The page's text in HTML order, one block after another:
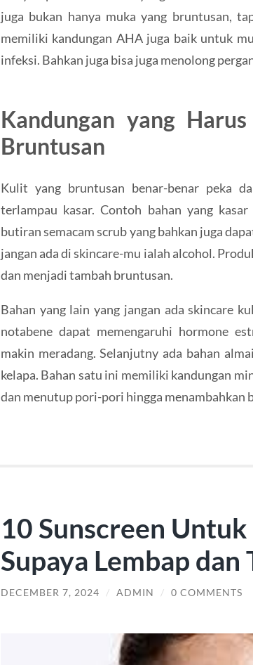
juga bukan hanya muka yang bruntusan,
memiliki kandungan AHA juga baik untuk
infeksi. Bahkan juga bisa juga menolong
Kandungan yang
Bruntusan
Kulit yang bruntusan benar-benar peka
terlampau kasar. Contoh bahan yang
butiran semacam scrub yang bahkan juga
jangan ada di skincare-mu ialah alcohol.
dan menjadi tambah bruntusan.
Bahan yang lain yang jangan ada skincare
notabene dapat memengaruhi hormone
makin meradang. Selanjutny ada bahan
kelapa. Bahan satu ini memiliki kandungan
dan menutup pori-pori hingga menambahkan
10 Sunscreen
Supaya Lembap
DECEMBER 7, 2024 / ADMIN / 0 COMMENTS